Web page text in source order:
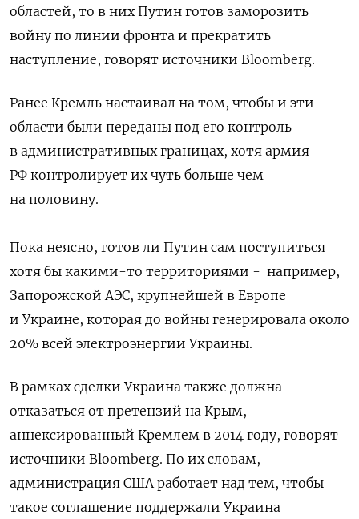
областей, то в них Путин готов заморозить
войну по линии фронта и прекратить
наступление, говорят источники Bloomberg.
Ранее Кремль настаивал на том, чтобы и эти
области были переданы под его контроль
в административных границах, хотя армия
РФ контролирует их чуть больше чем
на половину.
Пока неясно, готов ли Путин сам поступиться
хотя бы какими-то территориями - например,
Запорожской АЭС, крупнейшей в Европе
и Украине, которая до войны генерировала около
20% всей электроэнергии Украины.
В рамках сделки Украина также должна
отказаться от претензий на Крым,
аннексированный Кремлем в 2014 году, говорят
источники Bloomberg. По их словам,
администрация США работает над тем, чтобы
такое соглашение поддержали Украина